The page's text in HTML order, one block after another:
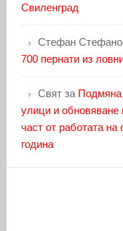
Свиленград
Стефан
700 пернати из
Святза Подмяна
улици и обновяване
част от работата
година